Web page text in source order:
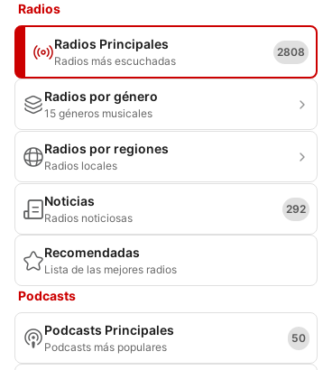
Radios
Radios Principales
Radios más escuchadas
2808
Radios por género
15 géneros musicales
Radios por regiones
Radios locales
Noticias
Radios noticiosas
292
Recomendadas
Lista de las mejores radios
Podcasts
Podcasts Principales
Podcasts más populares
50